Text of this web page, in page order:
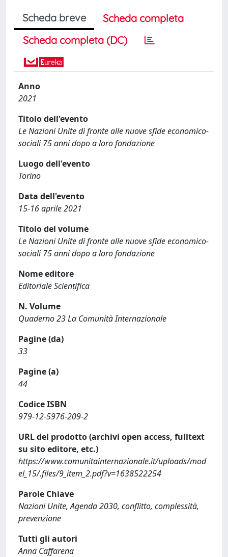
Scheda breve
Scheda completa
Scheda completa (DC)
Anno
2021
Titolo dell'evento
Le Nazioni Unite di fronte alle nuove sfide economico-
sociali 75 anni dopo a loro fondazione
Luogo dell'evento
Torino
Data dell'evento
15-16 aprile 2021
Titolo del volume
Le Nazioni Unite di fronte alle nuove sfide economico-
sociali 75 anni dopo a loro fondazione
Nome editore
Editoriale Scientifica
N. Volume
Quaderno 23 La Comunità Internazionale
Pagine (da)
33
Pagine (a)
44
Codice ISBN
979-12-5976-209-2
URL del prodotto (archivi open access, fulltext
su sito editore, etc.)
https://www.comunitainternazionale.it/uploads/mod
el_15/.files/9_item_2.pdf?v=1638522254
Parole Chiave
Nazioni Unite, Agenda 2030, conflitto, complessità,
prevenzione
Tutti gli autori
Anna Caffarena